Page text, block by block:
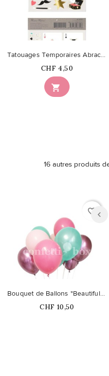

Tatouages Temporaires Abracadabra
Prix
CHF 4,50
16 autres produits
favorite_border
Bouquet de Ballons "Beautiful Day"
Prix
CHF 10,50